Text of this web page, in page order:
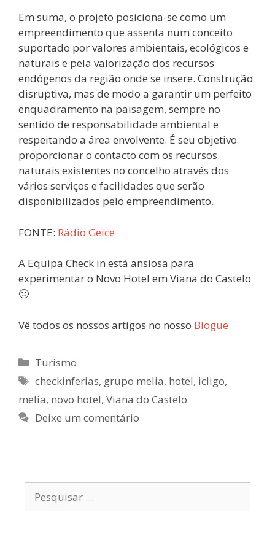
Em suma, o projeto posiciona-se como um
empreendimento que assenta num conceito
suportado por valores ambientais, ecológicos e
naturais e pela valorização dos recursos
endógenos da região onde se insere. Construção
disruptiva, mas de modo a garantir um perfeito
enquadramento na paisagem, sempre no
sentido de responsabilidade ambiental e
respeitando a área envolvente. É seu objetivo
proporcionar o contacto com os recursos
naturais existentes no concelho através dos
vários serviços e facilidades que serão
disponibilizados pelo empreendimento.
FONTE: Rádio Geice
A Equipa Check in está ansiosa para
experimentar o Novo Hotel em Viana do Castelo
🙂
Vê todos os nossos artigos no nosso Blogue
Categorias
Turismo
Etiquetas
checkinferias, grupo melia, hotel, icligo,
melia, novo hotel, Viana do Castelo
Deixe um comentário
por: